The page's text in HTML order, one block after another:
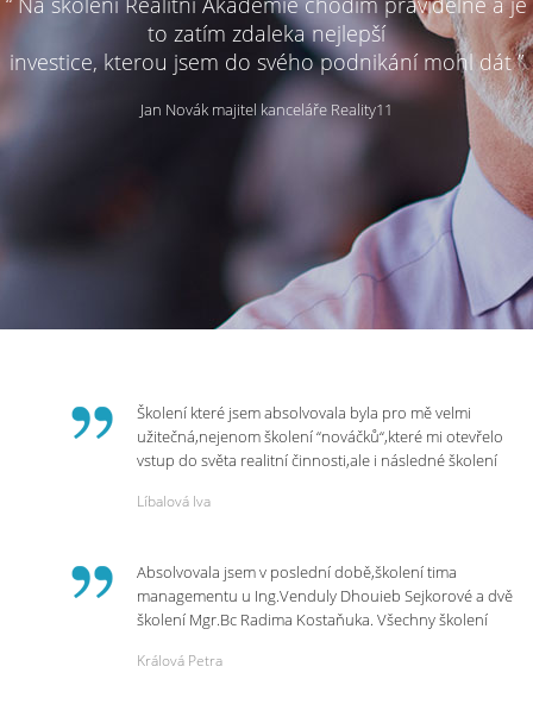
to zatím zdaleka nejlepší
investice, kterou jsem do svého podnikání mohl dát ”
Jan Novák majitel kanceláře Reality11
Školení které jsem absolvovala byla pro mě velmi
užitečná,nejenom školení “nováčků“,které mi otevřelo
vstup do světa realitní činnosti,ale i následné školení
p.Vendulce která s nesmírnou lidskostí,přesto
potřebná školení,která Realitní Akademie umožňuje.
Líbalová Iva
Absolvovala jsem v poslední době,školení tima
managementu u Ing.Venduly Dhouieb Sejkorové a dvě
školení Mgr.Bc Radima Kostaňuka. Všechny školení
práci a na život.
Králová Petra